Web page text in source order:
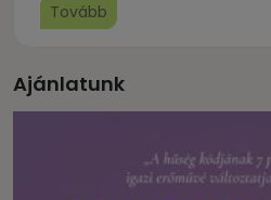
Tovább
Ajánlatunk